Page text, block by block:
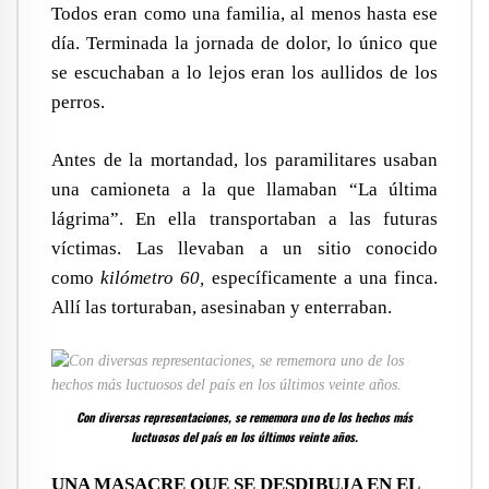
Todos eran como una familia, al menos hasta ese
día. Terminada la jornada de dolor, lo único que
se escuchaban a lo lejos eran los aullidos de los
perros.
Antes de la mortandad, los paramilitares usaban
una camioneta a la que llamaban “La última
lágrima”. En ella transportaban a las futuras
víctimas. Las llevaban a un sitio conocido
comokilómetro 60, específicamente a una finca.
Allí las torturaban, asesinaban y enterraban.
Con diversas representaciones, se rememora uno de los hechos más
luctuosos del país en los últimos veinte años.
UNA MASACRE QUE SE DESDIBUJA EN EL